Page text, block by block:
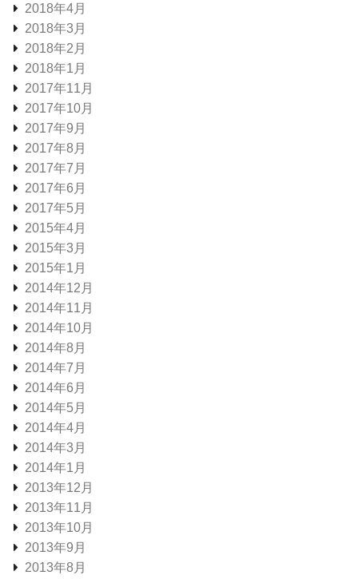
2018年4月
2018年3月
2018年2月
2018年1月
2017年11月
2017年10月
2017年9月
2017年8月
2017年7月
2017年6月
2017年5月
2015年4月
2015年3月
2015年1月
2014年12月
2014年11月
2014年10月
2014年8月
2014年7月
2014年6月
2014年5月
2014年4月
2014年3月
2014年1月
2013年12月
2013年11月
2013年10月
2013年9月
2013年8月